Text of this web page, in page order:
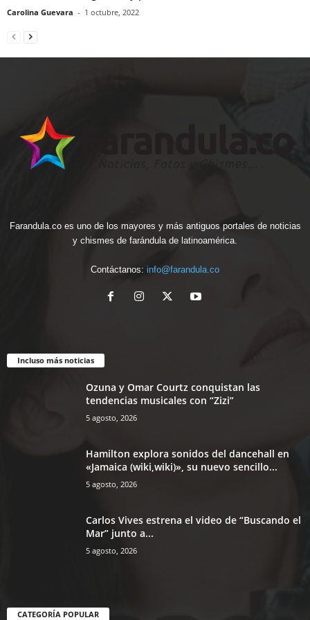
Carolina Guevara - 1 octubre, 2022
Farandula.co es uno de los mayores y más antiguos portales de noticias
y chismes de farándula de latinoamérica.
Contáctanos: info@farandula.co
Incluso más noticias
Ozuna y Omar Courtz conquistan las
tendencias musicales con “Zizi”
5 agosto, 2026
Hamilton explora sonidos del dancehall en
«Jamaica (wiki,wiki)», su nuevo sencillo...
5 agosto, 2026
Carlos Vives estrena el video de “Buscando el
Mar” junto a...
5 agosto, 2026
CATEGORÍA POPULAR